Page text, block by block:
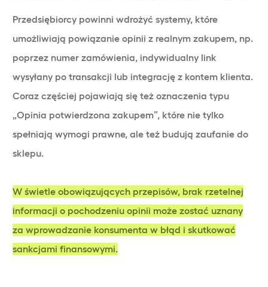
Przedsiębiorcy powinni wdrożyć systemy, które
umożliwiają powiązanie opinii z realnym zakupem, np.
poprzez numer zamówienia, indywidualny link
wysyłany po transakcji lub integrację z kontem klienta.
Coraz częściej pojawiają się też oznaczenia typu
„Opinia potwierdzona zakupem”, które nie tylko
spełniają wymogi prawne, ale też budują zaufanie do
sklepu.
W świetle obowiązujących przepisów, brak rzetelnej
informacji o pochodzeniu opinii może zostać uznany
za wprowadzanie konsumenta w błąd i skutkować
sankcjami finansowymi.